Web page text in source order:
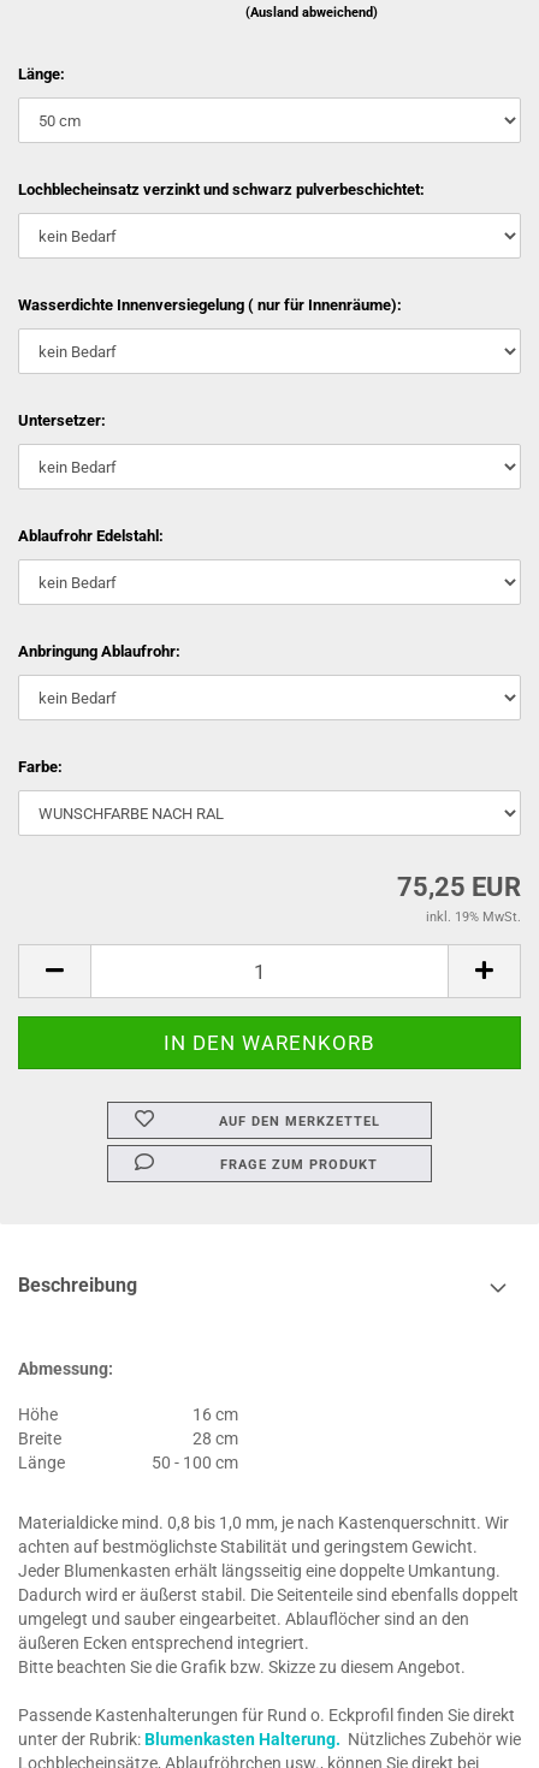
(Ausland abweichend)
Länge:
Lochblecheinsatz verzinkt und schwarz pulverbeschichtet:
Wasserdichte Innenversiegelung ( nur für Innenräume):
Untersetzer:
Ablaufrohr Edelstahl:
Anbringung Ablaufrohr:
Farbe:
75,25 EUR
inkl. 19% MwSt.
AUF DEN MERKZETTEL
FRAGE ZUM PRODUKT
Beschreibung
Abmessung:
Höhe
16 cm
Breite
28 cm
Länge
50 - 100 cm
Materialdicke mind. 0,8 bis 1,0 mm, je nach Kastenquerschnitt. Wir
achten auf bestmöglichste Stabilität und geringstem Gewicht.
Jeder Blumenkasten erhält längsseitig eine doppelte Umkantung.
Dadurch wird er äußerst stabil. Die Seitenteile sind ebenfalls doppelt
umgelegt und sauber eingearbeitet. Ablauflöcher sind an den
äußeren Ecken entsprechend integriert.
Bitte beachten Sie die Grafik bzw. Skizze zu diesem Angebot.
Passende Kastenhalterungen für Rund o. Eckprofil finden Sie direkt
unter der Rubrik:Blumenkasten Halterung. Nützliches Zubehör wie
Lochblecheinsätze, Ablaufröhrchen usw., können Sie direkt bei